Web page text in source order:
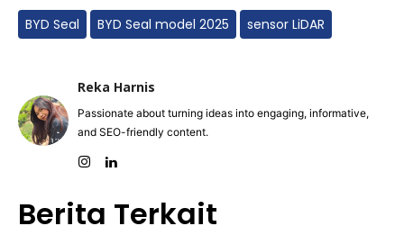
BYD Seal BYD Seal model 2025 sensor LiDAR
Reka Harnis
Passionate about turning ideas into engaging, informative,
and SEO-friendly content.
Berita Terkait